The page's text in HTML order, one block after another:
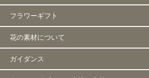
フラワーギフト
花の素材について
ガイダンス